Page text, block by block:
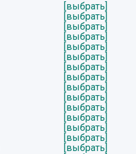
[выбрать]
[выбрать]
[выбрать]
[выбрать]
[выбрать]
[выбрать]
[выбрать]
[выбрать]
[выбрать]
[выбрать]
[выбрать]
[выбрать]
[выбрать]
[выбрать]
[выбрать]